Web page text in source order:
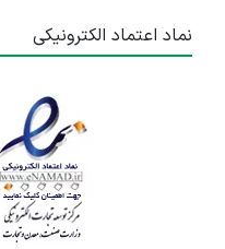
نماد اعتماد الکترونیکی